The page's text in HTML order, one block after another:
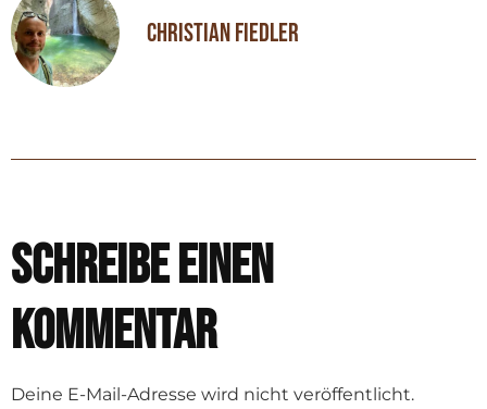
Christian Fiedler
Schreibe einen
Kommentar
Deine E-Mail-Adresse wird nicht veröffentlicht.